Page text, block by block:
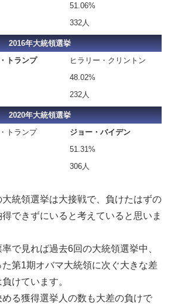
51.06%
332人
2016年大統領選挙
トランプ
ヒラリー・クリントン
48.02%
232人
2020年大統領選挙
トランプ
ジョー・バイデン
51.31%
306人
統領選挙は大接戦で、負けたはずの
得できずにいると考えていると思いま
で見れば過去6回の大統領選挙中、
第1期オバマ大統領に次ぐ大きな差
けています。
る獲得選挙人の数も大差の負けで